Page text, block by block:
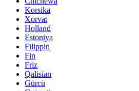
Korsika
Xorvat
Holland
Estoniya
Filippin
Fin
Friz
Qalisian
Gürcü